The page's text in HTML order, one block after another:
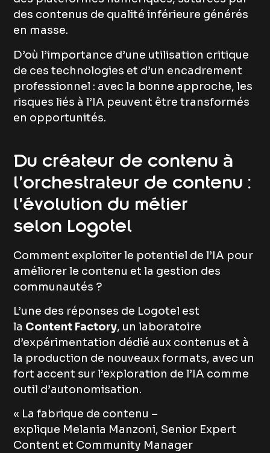
des contenus de qualité inférieure générés
en masse.
D’où l’importance d’une utilisation critique
de ces technologies et d’un encadrement
professionnel : avec la bonne approche, les
risques liés à l’IA peuvent être transformés
en opportunités.
Du créateur de contenu à
l’orchestrateur de contenu :
l’évolution du métier
selon Logotel
Comment exploiter le potentiel de l’IA pour
améliorer le contenu et la gestion des
communautés ?
L’une des réponses de Logotel est
la Content Factory, un laboratoire
d’expérimentation dédié aux contenus et à
la production de nouveaux formats, avec un
fort accent sur l’exploration de l’IA comme
outil d’autonomisation.
« La fabrique de contenu –
explique Melania Manzoni, Senior Expert
Content et Community Manager